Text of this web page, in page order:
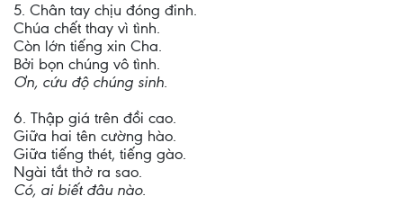
5. Chân tay chịu đóng đinh.
Chúa chết thay vì tình.
Còn lớn tiếng xin Cha.
Bởi bọn chúng vô tình.
Ơn, cứu độ chúng sinh.
6. Thập giá trên đồi cao.
Giữa hai tên cường hào.
Giữa tiếng thét, tiếng gào.
Ngài tắt thở ra sao.
Có, ai biết đâu nào.